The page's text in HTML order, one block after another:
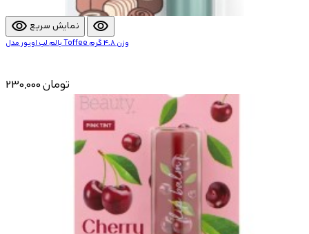
visibility نمایش سریع visibility
بالم لب اویور مدل Toffee وزن 4.8 گرم
230,000 تومان